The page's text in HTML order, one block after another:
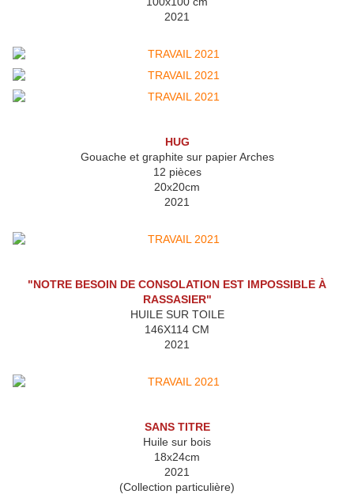
2021
HUG
Gouache et graphite sur papier Arches
12 pièces
20x20cm
2021
"NOTRE BESOIN DE CONSOLATION EST IMPOSSIBLE À
RASSASIER"
HUILE SUR TOILE
146X114 CM
2021
SANS TITRE
Huile sur bois
18x24cm
2021
(Collection particulière)